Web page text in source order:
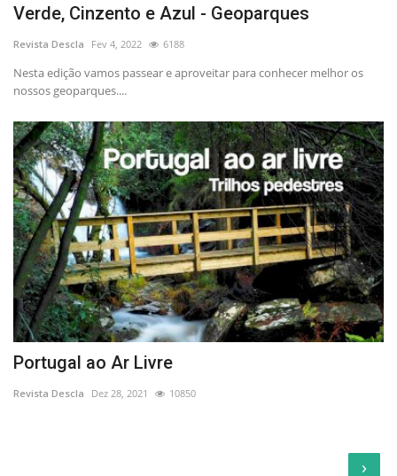
Verde, Cinzento e Azul - Geoparques
Revista Descla Fev 4, 2022 6188
Nesta edição vamos passear e aproveitar para conhecer melhor os
nossos geoparques....
Portugal ao Ar Livre
Revista Descla Dez 28, 2021 10850
›